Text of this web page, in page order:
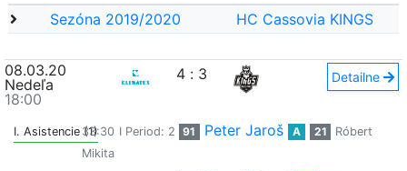
Sezóna 2019/2020 HC Cassovia KINGS
08.03.20
Nedeľa
18:00
4 : 3 Detailne
I. Asistencie (1)33:30 I Period: 2 91 Peter Jaroš A 21
Róbert
Mikita